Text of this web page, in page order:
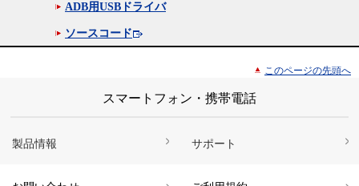
ADB用USBドライバ
ソースコード
このページの先頭へ
スマートフォン・携帯電話
製品情報 サポート